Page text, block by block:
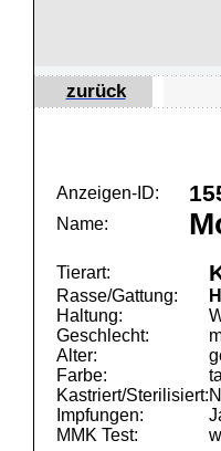
zurück
Anzeigen-ID:
Name:
Tierart:
Rasse/Gattung:
Haltung:
Geschlecht:
Alter:
Farbe:
Kastriert/Sterilisiert:
Impfungen:
MMK Test: